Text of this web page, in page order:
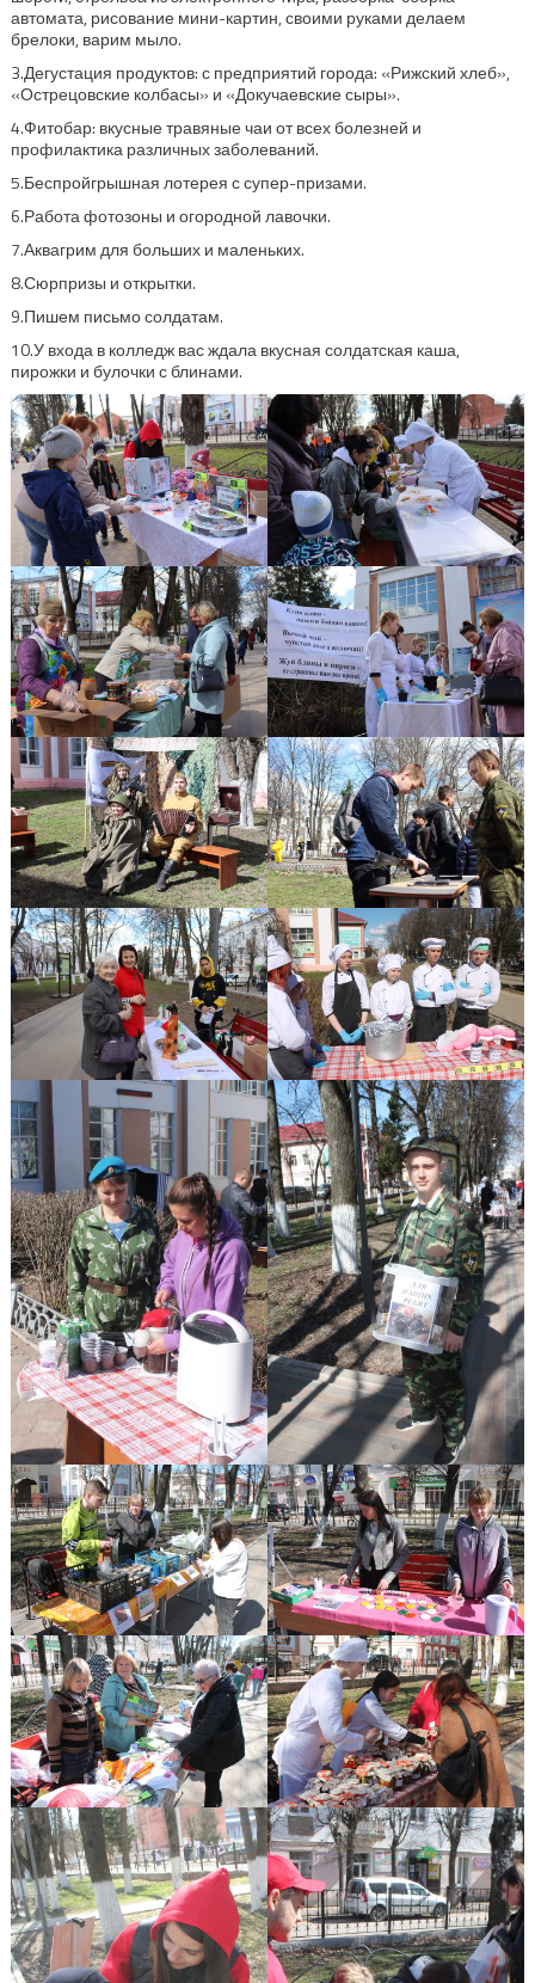
автомата, рисование мини-картин, своими руками делаем
брелоки, варим мыло.
3.Дегустация продуктов: с предприятий города: «Рижский хлеб»,
«Острецовские колбасы» и «Докучаевские сыры».
4.Фитобар: вкусные травяные чаи от всех болезней и
профилактика различных заболеваний.
5.Беспройгрышная лотерея с супер-призами.
6.Работа фотозоны и огородной лавочки.
7.Аквагрим для больших и маленьких.
8.Сюрпризы и открытки.
9.Пишем письмо солдатам.
10.У входа в колледж вас ждала вкусная солдатская каша,
пирожки и булочки с блинами.